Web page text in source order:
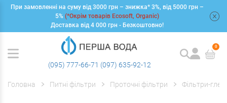
При замовленні на суму від 3000 грн – знижка* 3%, від 5000 грн –
5% (*Окрім товарів Ecosoft, Organic)
Доставка від 4 000 грн - Безкоштовно!
(095) 777-66-71 (097) 635-92-12
0
Головна Питні фільтри Проточні фільтри Фільтри-